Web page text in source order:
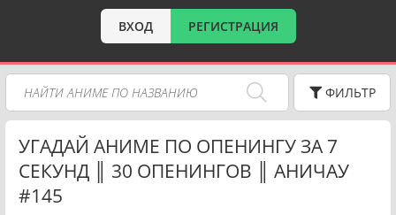
ВХОД РЕГИСТРАЦИЯ
ФИЛЬТР
УГАДАЙ АНИМЕ ПО ОПЕНИНГУ ЗА 7
СЕКУНД ║ 30 ОПЕНИНГОВ ║ АНИЧАУ
#145